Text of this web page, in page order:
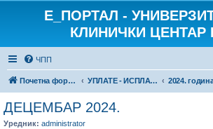
E_ПОРТАЛ -
КЛИНИЧКИ ЦЕНТАР
ЧПП
Почетна форума УПЛАТЕ - ИСПЛАТЕ 2024. година
ДЕЦЕМБАР 2024.
Уредник: administrator